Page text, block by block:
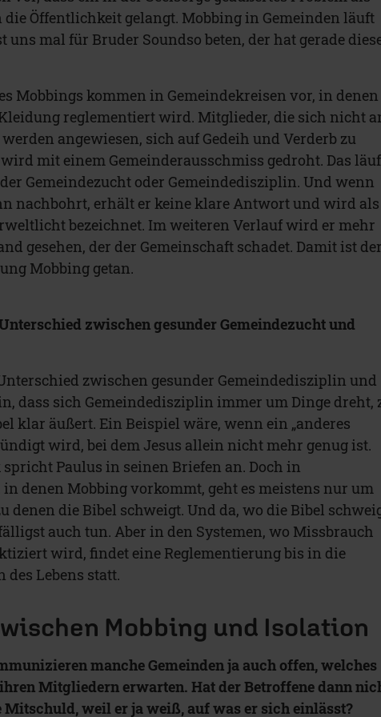
die Öffentlichkeit gelangt. Mobbing in Gemeinden läuft
uns mal für Bruder Soundso beten, der hat gerade
Mobbings kommen in Gemeindekreisen vor, in denen
reglementiert wird. Mitglieder, die sich nicht
angewiesen, sich auf Gedeih und Verderb zu
mit einem Gemeinderausschmiss gedroht. Das
Gemeindezucht oder Gemeindedisziplin. Und wenn
nachbohrt, erhält er keine klare Antwort und wird als
bezeichnet. Im weiteren Verlauf wird er mehr
gesehen, der der Gemeinschaft schadet. Damit ist
Mobbing getan.
zwischen gesunder Gemeindezucht und
zwischen gesunder Gemeindedisziplin und
dass sich Gemeindedisziplin immer um Dinge dreht,
klar äußert. Ein Beispiel wäre, wenn ein „anderes
wird, bei dem Jesus allein nicht mehr genug ist.
spricht Paulus in seinen Briefen an. Doch in
in denen Mobbing vorkommt, geht es meistens nur um
denen die Bibel schweigt. Und da, wo die Bibel
auch tun. Aber in den Systemen, wo Missbrauch
wird, findet eine Reglementierung bis in die
Lebens statt.
Mobbing und Isolation
manche Gemeinden ja auch offen, welches
Mitgliedern erwarten. Hat der Betroffene dann
Mitschuld, weil er ja weiß, auf was er sich einlässt?